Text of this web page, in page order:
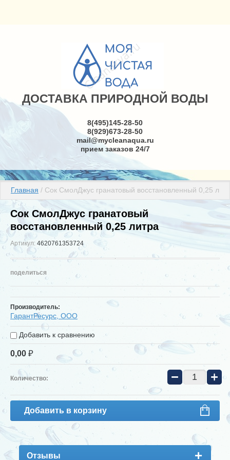
ДОСТАВКА ПРИРОДНОЙ ВОДЫ
8(495)145-28-50
8(929)673-28-50
mail@mycleanaqua.ru
прием заказов 24/7
Главная / Сок СмолДжус гранатовый восстановленный 0,25
Сок СмолДжус гранатовый
восстановленный 0,25 литра
Артикул: 4620761353724
поделиться
Производитель:
ГарантРесурс, ООО
Добавить к сравнению
0,00 ₽
Количество: − +
Добавить в корзину
Отзывы